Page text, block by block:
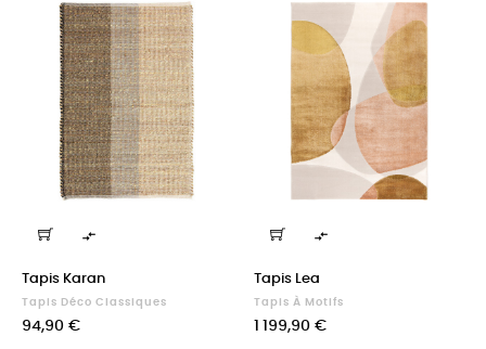

Tapis Karan
Tapis Déco Classiques
Prix
94,90 €

Tapis Lea
Tapis À Motifs
Prix
1 199,90 €